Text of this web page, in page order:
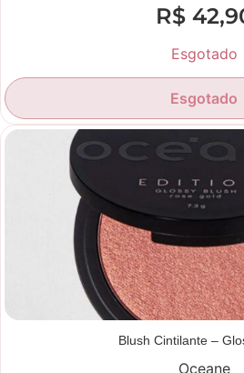
R$
Esgotado
Esgotado
Blush Cintilante –
Oceane